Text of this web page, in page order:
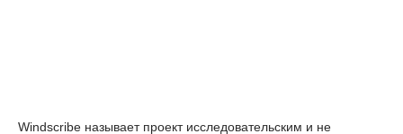
Windscribe называет проект исследовательским и не